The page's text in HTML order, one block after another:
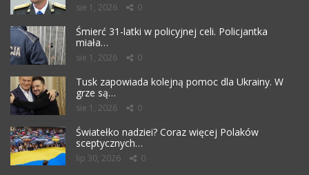
sie 1, 2026 0
Śmierć 31-latki w policyjnej celi. Policjantka
miała…
sie 1, 2026 0
Tusk zapowiada kolejną pomoc dla Ukrainy. W
grze są…
sie 1, 2026 0
Światełko nadziei? Coraz więcej Polaków
sceptycznych…
lip 30, 2026 0